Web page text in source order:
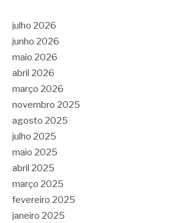
julho 2026
junho 2026
maio 2026
abril 2026
março 2026
novembro 2025
agosto 2025
julho 2025
maio 2025
abril 2025
março 2025
fevereiro 2025
janeiro 2025